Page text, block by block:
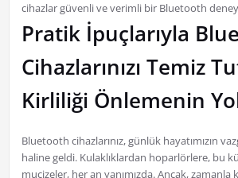
cihazlar güvenli ve verimli bir Bluetooth
Pratik İpuçlarıyla
Cihazlarınızı Temiz
Kirliliği Önlemenin
Bluetooth cihazlarınız, günlük hayatımızın
haline geldi. Kulaklıklardan hoparlörlere, bu
mucizeler, her an yanımızda. Ancak,